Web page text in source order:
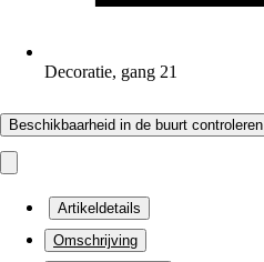
Decoratie, gang 21
Beschikbaarheid in de buurt controleren
Artikeldetails
Omschrijving